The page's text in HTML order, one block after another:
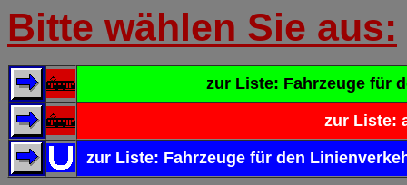
Bitte wählen Sie aus:
zur Liste: Fahrzeuge für
zur Liste:
zur Liste: Fahrzeuge für den